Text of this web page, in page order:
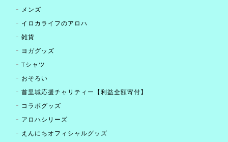
メンズ
イロカライフのアロハ
雑貨
ヨガグッズ
Tシャツ
おそろい
首里城応援チャリティー【利益全額寄付】
コラボグッズ
アロハシリーズ
えんにちオフィシャルグッズ